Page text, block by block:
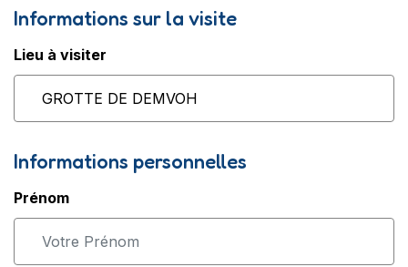
Informations sur la visite
Lieu à visiter
Informations personnelles
Prénom